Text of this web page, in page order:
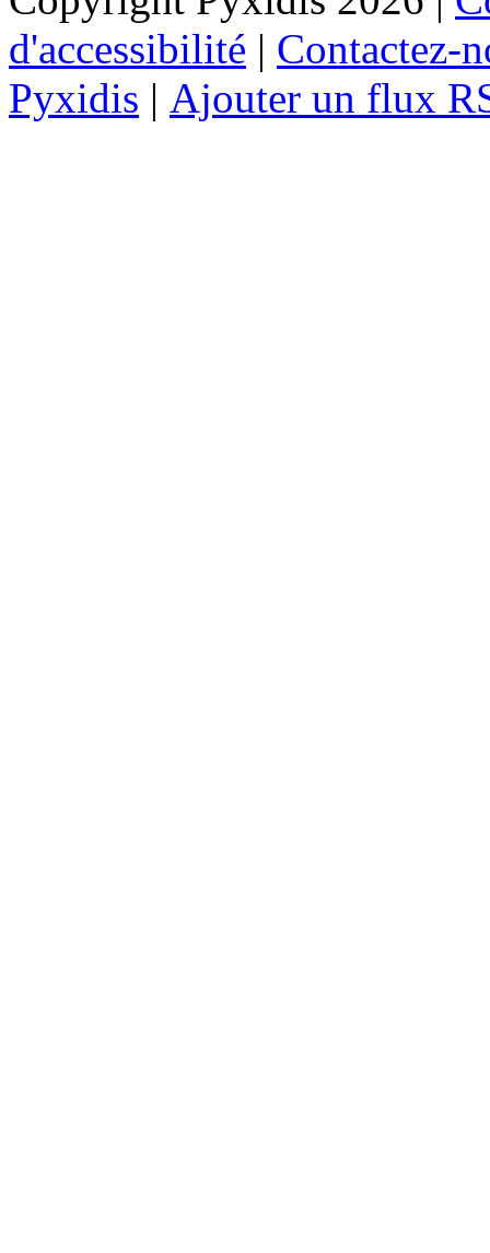
d'accessibilité | Contactez-
Pyxidis | Ajouter un flux